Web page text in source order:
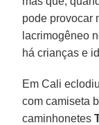
pode provocar
lacrimogêneo
há crianças e
Em Cali
com camiseta
caminhonetes